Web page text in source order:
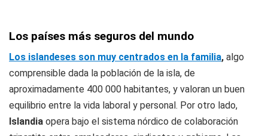
Los países más seguros del mundo
Los islandeses son muy centrados en la familia, algo
comprensible dada la población de la isla, de
aproximadamente 400 000 habitantes, y valoran un buen
equilibrio entre la vida laboral y personal. Por otro lado,
Islandia opera bajo el sistema nórdico de colaboración